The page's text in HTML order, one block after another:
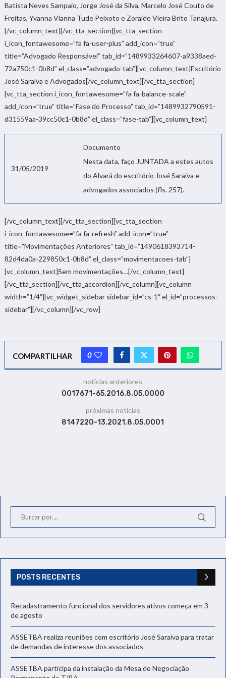
Batista Neves Sampaio, Jorge José da Silva, Marcelo José Couto de
Freitas, Yvanna Vianna Tude Peixoto e Zoraide Vieira Brito Tanajura.
[/vc_column_text][/vc_tta_section][vc_tta_section
i_icon_fontawesome=”fa fa-user-plus” add_icon=”true”
title=”Advogado Responsável” tab_id=”1489933264607-a9338aed-
72a750c1-0b8d” el_class=”advogado-tab”][vc_column_text]Escritório
José Saraiva e Advogados[/vc_column_text][/vc_tta_section]
[vc_tta_section i_icon_fontawesome=”fa fa-balance-scale”
add_icon=”true” title=”Fase do Processo” tab_id=”1489932790591-
d31559aa-39cc50c1-0b8d” el_class=”fase-tab”][vc_column_text]
31/05/2019
Documento
Nesta data, faço JUNTADA a estes autos
do Alvará do escritório José Saraiva e
advogados associados (fls. 257).
[/vc_column_text][/vc_tta_section][vc_tta_section
i_icon_fontawesome=”fa fa-refresh” add_icon=”true”
title=”Movimentações Anteriores” tab_id=”1490618393714-
82d4da0a-229850c1-0b8d” el_class=”movimentacoes-tab”]
[vc_column_text]Sem movimentações…[/vc_column_text]
[/vc_tta_section][/vc_tta_accordion][/vc_column][vc_column
width=”1/4″][vc_widget_sidebar sidebar_id=”cs-1″ el_id=”processos-
sidebar”][/vc_column][/vc_row]
COMPARTILHAR 0
notícias anteriores
0017671-65.2016.8.05.0000
próximas notícias
8147220-13.2021.8.05.0001
POSTS RECENTES
Recadastramento funcional dos servidores ativos começa em 3
de agosto
ASSETBA realiza reuniões com escritório José Saraiva para tratar
de demandas de interesse dos associados
ASSETBA participa da instalação da Mesa de Negociação